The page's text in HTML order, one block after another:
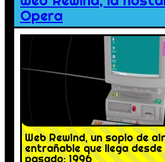
Opera
Web Rewind, un soplo de
entrañable que llega
pasado: 1996